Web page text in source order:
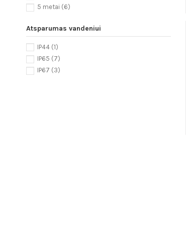
5 metai (6)
Atsparumas vandeniui
IP44 (1)
IP65 (7)
IP67 (3)